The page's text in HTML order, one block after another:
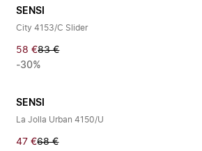
SENSI
City 4153/C Slider
58 €83 €
-30%
SENSI
La Jolla Urban 4150/U
47 €68 €